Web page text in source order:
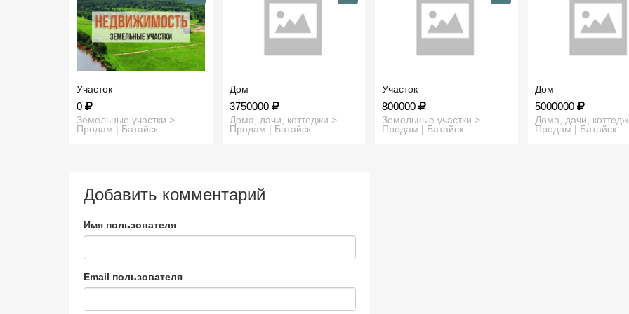
Участок
0
Земельные участки >
Продам | Батайск
Дом
3750000
Дома, дачи, коттеджи >
Продам | Батайск
Участок
800000
Земельные участки >
Продам | Батайск
Дом
5000000
Дома, дачи,
Продам | Батайск
Добавить комментарий
Имя пользователя
Email пользователя